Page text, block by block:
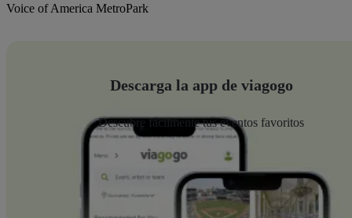
Voice of America MetroPark
Descarga la app de viagogo
Descubre fácilmente tus eventos favoritos